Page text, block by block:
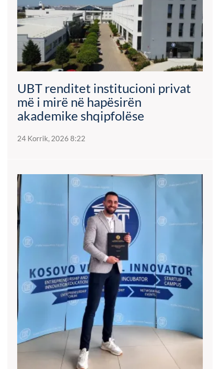
UBT renditet institucioni privat
më i mirë në hapësirën
akademike shqipfolëse
24 Korrik, 2026 8:22